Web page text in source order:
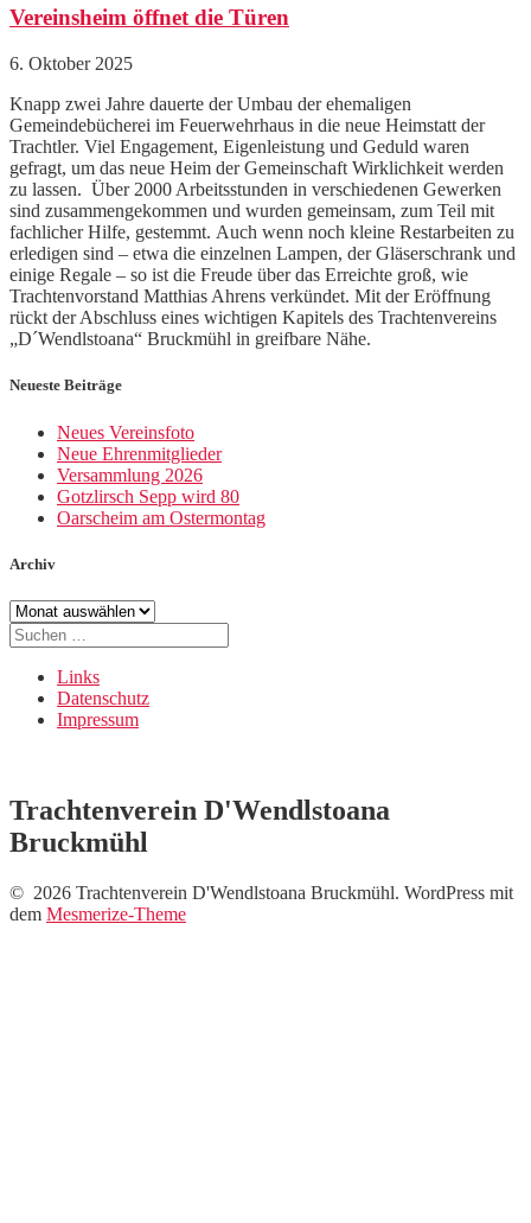
Vereinsheim öffnet die Türen
6. Oktober 2025
Knapp zwei Jahre dauerte der Umbau der ehemaligen
Gemeindebücherei im Feuerwehrhaus in die neue Heimstatt der
Trachtler. Viel Engagement, Eigenleistung und Geduld waren
gefragt, um das neue Heim der Gemeinschaft Wirklichkeit werden
zu lassen. Über 2000 Arbeitsstunden in verschiedenen Gewerken
sind zusammengekommen und wurden gemeinsam, zum Teil mit
fachlicher Hilfe, gestemmt. Auch wenn noch kleine Restarbeiten zu
erledigen sind – etwa die einzelnen Lampen, der Gläserschrank und
einige Regale – so ist die Freude über das Erreichte groß, wie
Trachtenvorstand Matthias Ahrens verkündet. Mit der Eröffnung
rückt der Abschluss eines wichtigen Kapitels des Trachtenvereins
„D´Wendlstoana“ Bruckmühl in greifbare Nähe.
Neueste Beiträge
Neues Vereinsfoto
Neue Ehrenmitglieder
Versammlung 2026
Gotzlirsch Sepp wird 80
Oarscheim am Ostermontag
Archiv
Archiv
Suche
nach:
Links
Datenschutz
Impressum
Trachtenverein D'Wendlstoana
Bruckmühl
© 2026 Trachtenverein D'Wendlstoana Bruckmühl. WordPress mit
dem Mesmerize-Theme